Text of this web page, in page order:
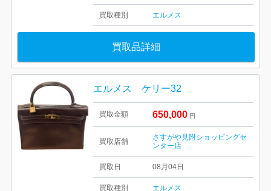
買取種別 エルメス
買取品詳細
エルメス ケリー32
買取金額 650,000 円
買取店舗
さすがや見附ショッピングセ
ンター店
買取日 08月04日
買取種別 エルメス